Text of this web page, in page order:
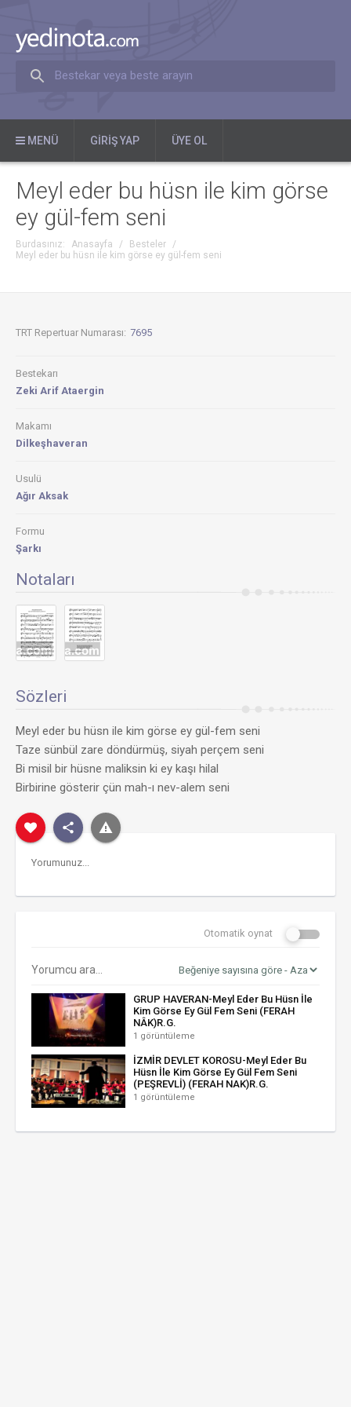
Bestekar veya beste arayın
MENÜ GIRIŞ YAP ÜYE OL
Meyl eder bu hüsn ile kim görse
ey gül-fem seni
Burdasınız: Anasayfa / Besteler
/
Meyl eder bu hüsn ile kim görse ey gül-fem seni
TRT Repertuar Numarası: 7695
Bestekarı
Zeki Arif Ataergin
Makamı
Dilkeşhaveran
Usulü
Ağır Aksak
Formu
Şarkı
Notaları
Sözleri
Meyl eder bu hüsn ile kim görse ey gül-fem seni
Taze sünbül zare döndürmüş, siyah perçem seni
Bi misil bir hüsne maliksin ki ey kaşı hilal
Birbirine gösterir çün mah-ı nev-alem seni
Otomatik oynat
GRUP HAVERAN-Meyl Eder Bu Hüsn İle
Kim Görse Ey Gül Fem Seni (FERAH
NÂK)R.G.
1 görüntüleme
İZMİR DEVLET KOROSU-Meyl Eder Bu
Hüsn İle Kim Görse Ey Gül Fem Seni
(PEŞREVLİ) (FERAH NAK)R.G.
1 görüntüleme